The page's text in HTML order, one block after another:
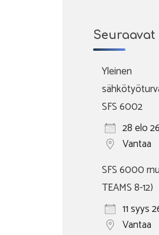
Yleinen
SFS 6002
28 elo 26
Vantaa
SFS 6000
TEAMS 8-12)
11 syys
Vantaa